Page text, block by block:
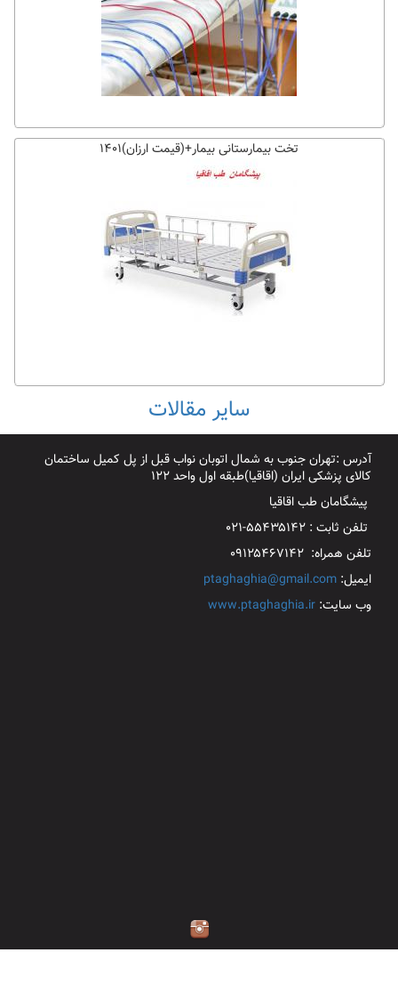
تخت بیمارستانی بیمار+(قیمت ارزان)۱۴۰۱
سایر مقالات
آدرس :تهران جنوب به شمال اتوبان نواب قبل از پل کمیل ساختمان
کالای پزشکی ایران (اقاقیا)طبقه اول واحد ۱۲۲
پیشگامان طب اقاقیا
تلفن ثابت : ۵۵۴۳۵۱۴۲-۰۲۱
تلفن همراه: ۰۹۱۲۵۴۶۷۱۴۲
ایمیل: ptaghaghia@gmail.com
وب سایت: www.ptaghaghia.ir